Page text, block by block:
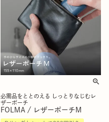
必需品をととのえる しっとりなじむレ
ザーポーチ
FOLMA / レザーポーチM